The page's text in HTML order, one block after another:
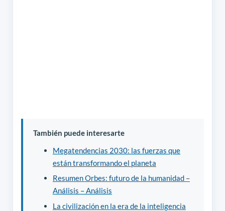
También puede interesarte
Megatendencias 2030: las fuerzas que
están transformando el planeta
Resumen Orbes: futuro de la humanidad –
Análisis – Análisis
La civilización en la era de la inteligencia